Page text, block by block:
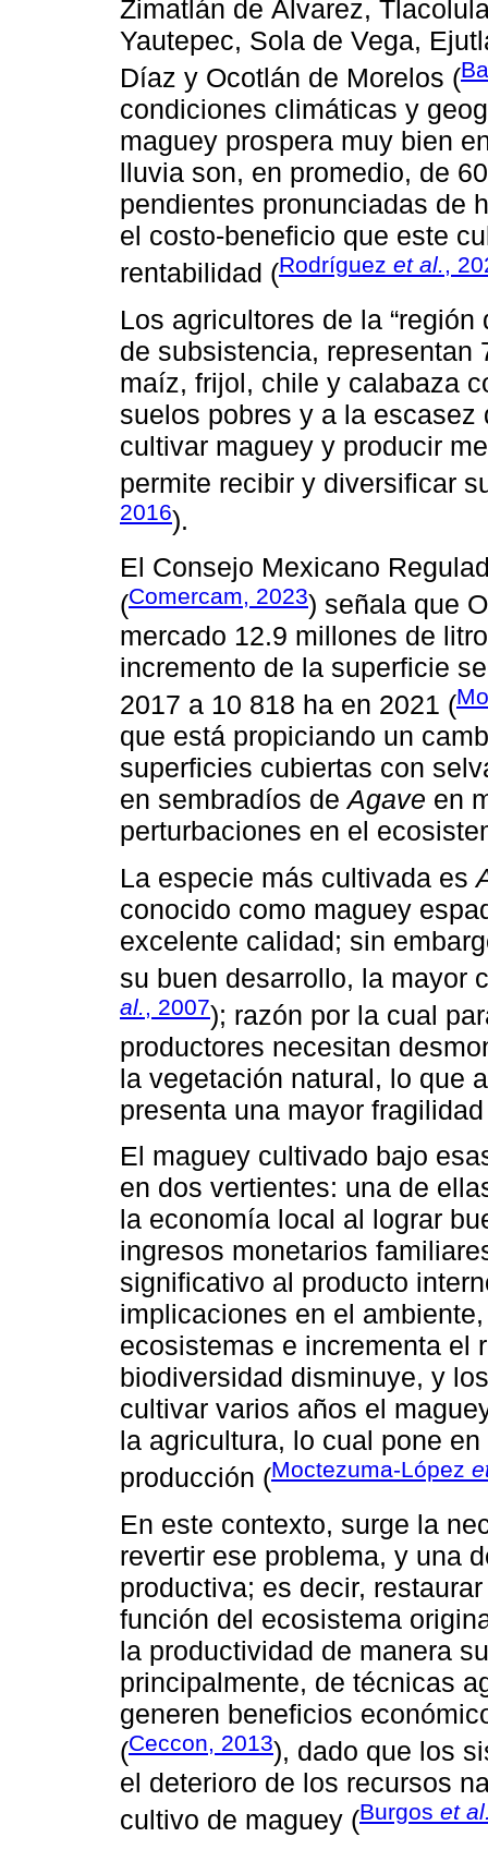
Zimatlán de Álvarez,
Yautepec, Sola de Vega,
Díaz y Ocotlán de Morelos (
condiciones climáticas y
maguey prospera muy bien
lluvia son, en promedio, de
pendientes pronunciadas de
el costo-beneficio que este
rentabilidad (Rodríguez et al.,
Los agricultores de la
de subsistencia, representan
maíz, frijol, chile y calabaza
suelos pobres y a la
cultivar maguey y producir
permite recibir y diversificar
2016).
El Consejo Mexicano
(Comercam, 2023) señala que
mercado 12.9 millones de
incremento de la superficie
2017 a 10 818 ha en 2021 (
que está propiciando un
superficies cubiertas con
en sembradíos deAgave en
perturbaciones en el
La especie más cultivada es
conocido como maguey
excelente calidad; sin
su buen desarrollo, la mayor
al., 2007); razón por la cual
productores necesitan
la vegetación natural, lo que
presenta una mayor
El maguey cultivado bajo
en dos vertientes: una de
la economía local al lograr
ingresos monetarios
significativo al producto
implicaciones en el
ecosistemas e incrementa el
biodiversidad disminuye, y
cultivar varios años el
la agricultura, lo cual pone
producción (Moctezuma-López
En este contexto, surge la
revertir ese problema, y una
productiva; es decir,
función del ecosistema
la productividad de manera
principalmente, de técnicas
generen beneficios
(Ceccon, 2013), dado que los
el deterioro de los recursos
cultivo de maguey (Burgos et